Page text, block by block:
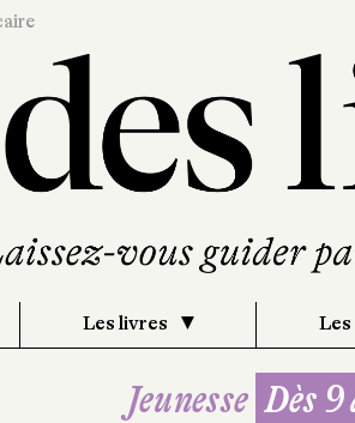
Les livres Les
Jeunesse Dès 9